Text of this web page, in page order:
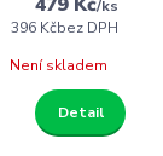
479 Kč/ks
396 Kčbez DPH
Není skladem
Detail